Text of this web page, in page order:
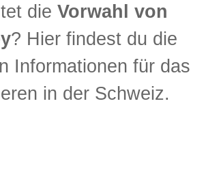
die Vorwahl von
? Hier findest du die
Informationen für das
in der Schweiz.